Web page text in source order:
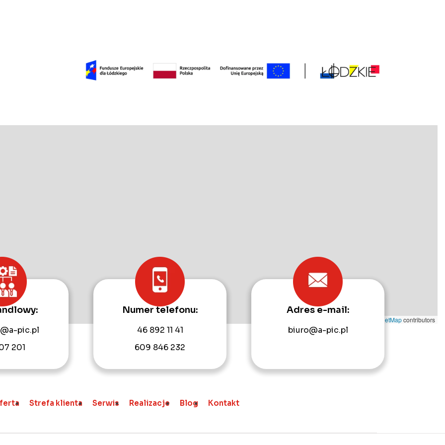
OpenStreetMapcontributors
pic.pl
201
Numer telefonu:
46 892 11 41
609 846 232
Adres e-mail:
biuro@a-pic.pl
Strefa klienta Serwis Realizacje Blog Kontakt